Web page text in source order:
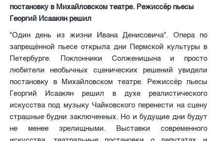
постановку в Михайловском театре. Режиссёр пьесы
Георгий Исаакян решил
"Один день из жизни Ивана Денисовича". Опера по
запрещённой пьесе открыла дни Пермской культуры в
Петербурге. Поклонники Солженицына и просто
любители необычных сценических решений увидели
постановку в Михайловском театре. Режиссёр пьесы
Георгий Исаакян решил в духе реалистического
искусства под музыку Чайковского перенести на сцену
страшные будни заключенных. Но и будущие дни будут
не менее зрелищными. Выставки современного